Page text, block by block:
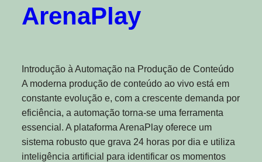
ArenaPlay
Introdução à Automação na Produção de Conteúdo
A moderna produção de conteúdo ao vivo está em
constante evolução e, com a crescente demanda por
eficiência, a automação torna-se uma ferramenta
essencial. A plataforma ArenaPlay oferece um
sistema robusto que grava 24 horas por dia e utiliza
inteligência artificial para identificar os momentos